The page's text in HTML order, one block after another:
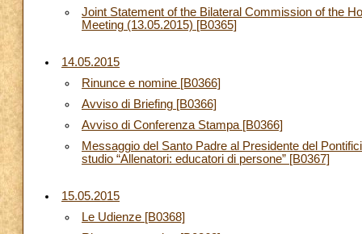
Joint Statement of the Bilateral Commission of the
Meeting (13.05.2015) [B0365]
14.05.2015
Rinunce e nomine [B0366]
Avviso di Briefing [B0366]
Avviso di Conferenza Stampa [B0366]
Messaggio del Santo Padre al Presidente del
studio “Allenatori: educatori di persone” [B0367]
15.05.2015
Le Udienze [B0368]